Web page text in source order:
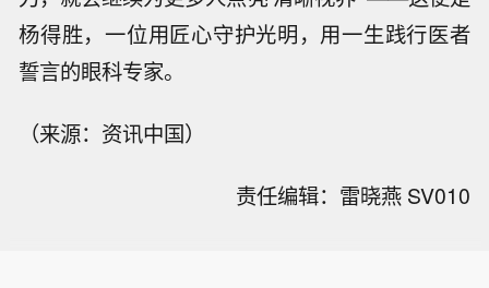
杨得胜，一位用匠心守护光明，用一生践行医者
誓言的眼科专家。
（来源：资讯中国）
责任编辑：雷晓燕 SV010